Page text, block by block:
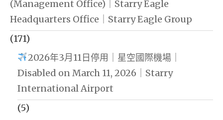
(Management Office)｜Starry Eagle
Headquarters Office｜Starry Eagle Group
(171)
2026年3月11日停用｜星空國際機場｜
Disabled on March 11, 2026｜Starry
International Airport
(5)